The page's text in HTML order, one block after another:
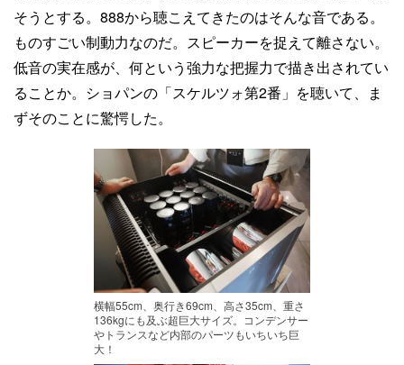
そうとする。888から聴こえてきたのはそんな音である。
ものすごい制動力なのだ。スピーカーを捉えて離さない。
低音の実在感が、何という強力な把握力で描き出されてい
ることか。ショパンの「スケルツォ第2番」を聴いて、ま
ずそのことに驚愕した。
横幅55cm、奥行き69cm、高さ35cm、重さ
136kgにも及ぶ超巨大サイズ。コンデンサー
やトランスなど内部のパーツもいちいち巨
大！